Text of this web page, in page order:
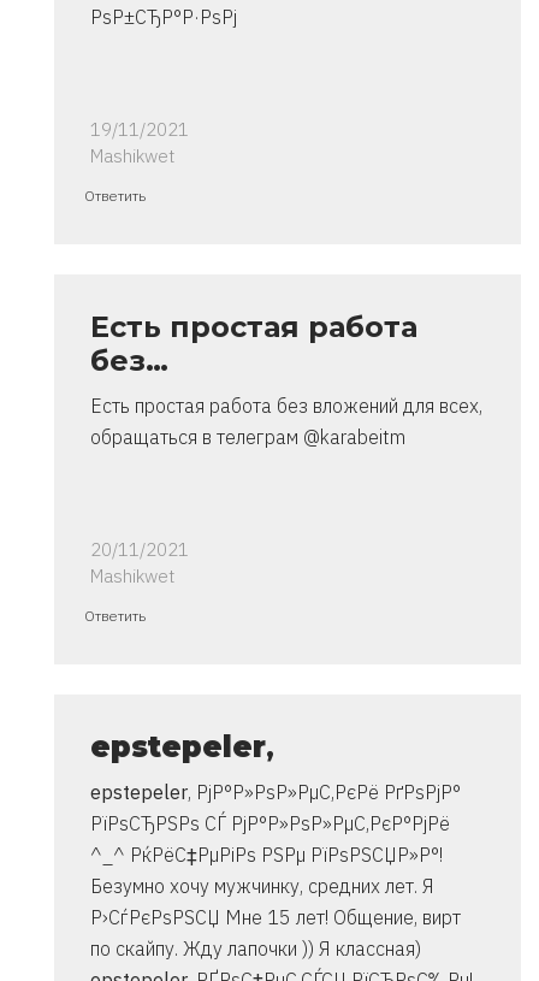
РѕР±СЂР°Р·РѕРј
19/11/2021
Mashikwet
Ответ
очень
от
Ответить
Есть простая работа
без…
Есть простая работа без вложений для всех,
обращаться в телеграм @karabeitm
20/11/2021
Mashikwet
Ответ
очень
от
Владимир
Ответить
epstepeler,
epstepeler, РјР°Р»РѕР»РµС‚РєРё РґРѕРјР°
РїРѕСЂРЅРѕ СЃ РјР°Р»РѕР»РµС‚РєР°РјРё
^_^ РќРёС‡РµРіРѕ РЅРµ РїРѕРЅСЏР»Р°!
Безумно хочу мужчинку, средних лет. Я
Р›СѓРєРѕРЅСЏ Мне 15 лет! Общение, вирт
по скайпу. Жду лапочки )) Я классная)